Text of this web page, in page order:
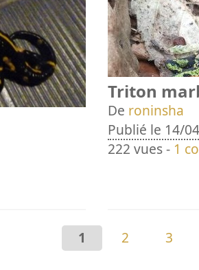
Triton
De roninsha
Publié le 14/
222 vues - 1
1 2 3